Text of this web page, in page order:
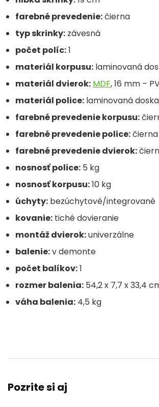
farebné prevedenie:čierna
typ skrinky: závesná
počet políc:1
materiál korpusu: laminovaná
materiál dvierok: MDF, 16 mm –
materiál police: laminovaná
farebné prevedenie korpusu:
farebné prevedenie police:čierna
farebné prevedenie dvierok:
nosnosť police: 5 kg
nosnosť korpusu:10 kg
úchyty: bezúchytové/integrované
kovanie: tiché dovieranie
montáž dvierok:univerzálne
balenie:v demonte
počet balíkov:1
rozmer balenia: 54,2 x 7,7 x 33,4
váha balenia: 4,5 kg
Pozrite si aj